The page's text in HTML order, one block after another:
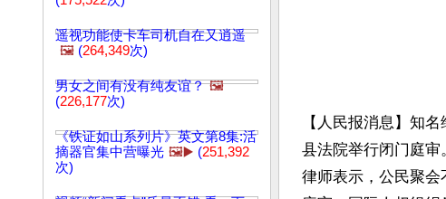
遥视功能使卡车司机自在又逍遥
🖼️ (264,349次)
男女之间有没有纯友谊？ 🖼️
(226,177次)
《铁证如山系列片》英文第8集:活
摘器官集中营曝光 🖼️▶️ (251,392
次)
【人民报消息】知
县法院举行闭门庭
律师表示，公民聚